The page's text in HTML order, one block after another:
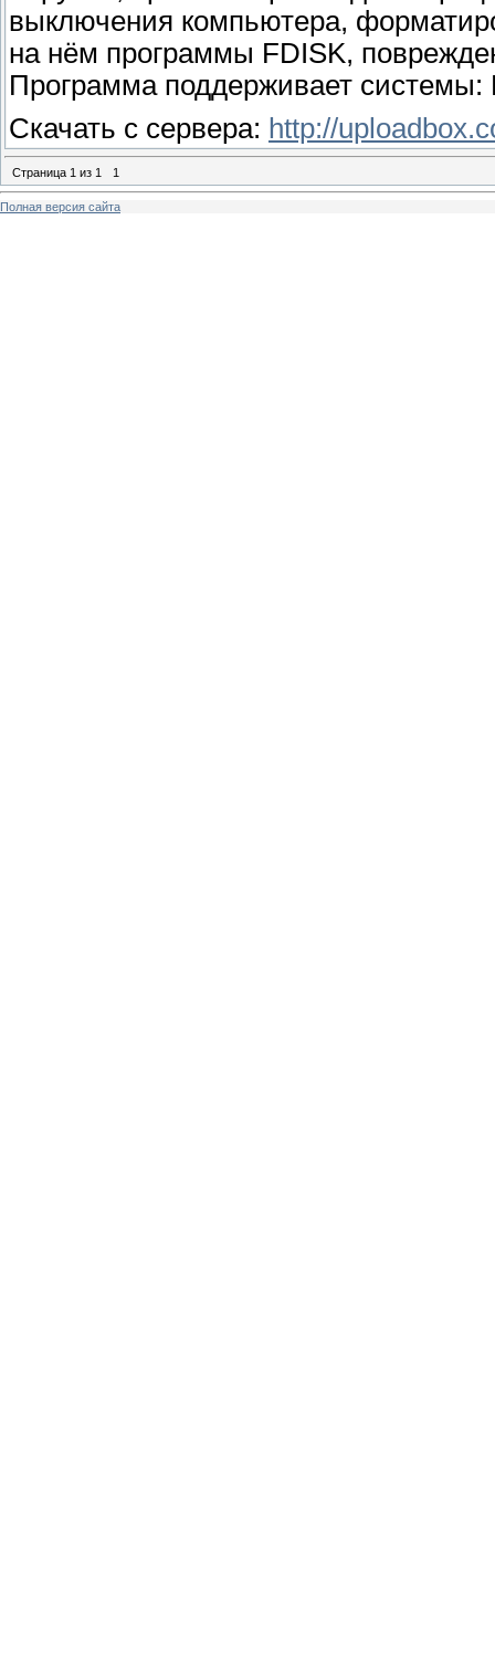
выключения компьютера,
на нём программы FDISK,
Программа поддерживает системы:
Скачать с сервера: http://
Страница 1 из 1 1
Полная версия сайта